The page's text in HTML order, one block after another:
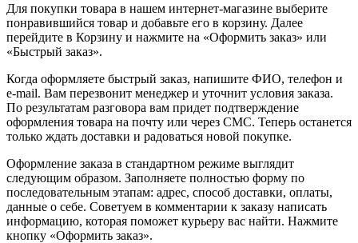
Для покупки товара в нашем интернет-магазине выберите
понравившийся товар и добавьте его в корзину. Далее
перейдите в Корзину и нажмите на «Оформить заказ» или
«Быстрый заказ».
Когда оформляете быстрый заказ, напишите ФИО, телефон и
e-mail. Вам перезвонит менеджер и уточнит условия заказа.
По результатам разговора вам придет подтверждение
оформления товара на почту или через СМС. Теперь останется
только ждать доставки и радоваться новой покупке.
Оформление заказа в стандартном режиме выглядит
следующим образом. Заполняете полностью форму по
последовательным этапам: адрес, способ доставки, оплаты,
данные о себе. Советуем в комментарии к заказу написать
информацию, которая поможет курьеру вас найти. Нажмите
кнопку «Оформить заказ».